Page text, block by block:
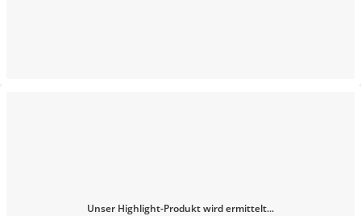
Unser Highlight-Produkt wird ermittelt...